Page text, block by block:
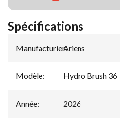
Spécifications
Manufacturier:
Ariens
Modèle: Hydro Brush 36
Année: 2026